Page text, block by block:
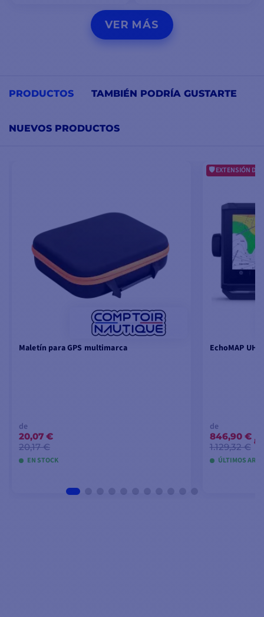
VER MODELOS VER MODELOS
VER MÁS
PRODUCTOS TAMBIÉN PODRÍA GUSTARTE
NUEVOS PRODUCTOS
Maletín para GPS multimarca
de
20,07 €
20,17 €
EN STOCK
EXTENSIÓN DE
EchoMAP
de
846,90 €
1.129,32 €
ÚLTIMOS